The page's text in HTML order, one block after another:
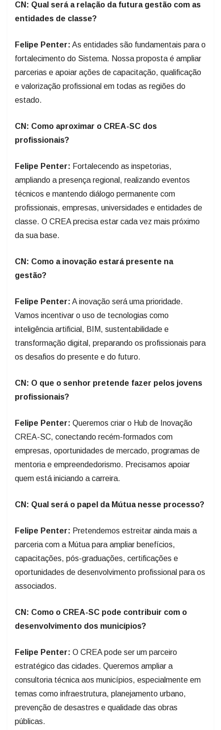
CN: Qual será a relação da futura gestão com as
entidades de classe?
Felipe Penter: As entidades são fundamentais para o
fortalecimento do Sistema. Nossa proposta é ampliar
parcerias e apoiar ações de capa­citação, qualificação
e valorização profissional em todas as regiões do
estado.
CN: Como aproximar o CREA-SC dos
profissionais?
Felipe Penter: Fortalecendo as inspetorias,
ampliando a presença regional, realizando eventos
técnicos e mantendo diálogo permanente com
profissionais, empresas, universidades e entidades de
classe. O CREA precisa estar cada vez mais próximo
da sua base.
CN: Como a inovação estará presente na
gestão?
Felipe Penter: A inovação será uma prioridade.
Vamos incentivar o uso de tecnologias como
inteligência artificial, BIM, sustentabilidade e
transformação digital, preparando os profissionais para
os desafios do presente e do futuro.
CN: O que o senhor pretende fazer pelos jovens
profissionais?
Felipe Penter: Queremos criar o Hub de Inovação
CREA-SC, conectando recém-formados com
empresas, oportunidades de mercado, programas de
mentoria e empreendedorismo. Precisamos apoiar
quem está iniciando a carreira.
CN: Qual será o papel da Mútua nesse processo?
Felipe Penter: Pretendemos estreitar ainda mais a
parceria com a Mútua para ampliar benefícios,
capacitações, pós-graduações, certificações e
oportunidades de desenvolvimento profissional para os
associados.
CN: Como o CREA-SC pode contribuir com o
desenvolvimento dos municípios?
Felipe Penter: O CREA pode ser um parceiro
estratégico das cidades. Queremos ampliar a
consultoria técnica aos municípios, especialmente em
temas como infraestrutura, planejamento urbano,
prevenção de desastres e qualidade das obras
públicas.